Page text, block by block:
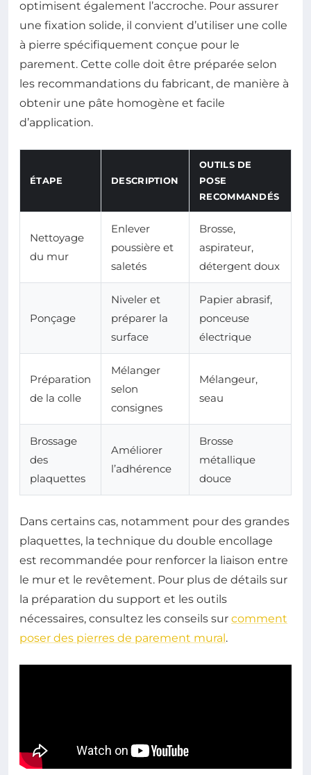
optimisent également l’accroche. Pour assurer
une fixation solide, il convient d’utiliser une colle
à pierre spécifiquement conçue pour le
parement. Cette colle doit être préparée selon
les recommandations du fabricant, de manière à
obtenir une pâte homogène et facile
d’application.
ÉTAPE DESCRIPTION
OUTILS DE
POSE
RECOMMANDÉS
Nettoyage
du mur
Enlever
poussière et
saletés
Brosse,
aspirateur,
détergent doux
Ponçage
Niveler et
préparer la
surface
Papier abrasif,
ponceuse
électrique
Préparation
de la colle
Mélanger
selon
consignes
Mélangeur,
seau
Brossage
des
plaquettes
Améliorer
l’adhérence
Brosse
métallique
douce
Dans certains cas, notamment pour des grandes
plaquettes, la technique du double encollage
est recommandée pour renforcer la liaison entre
le mur et le revêtement. Pour plus de détails sur
la préparation du support et les outils
nécessaires, consultez les conseils sur comment
poser des pierres de parement mural .